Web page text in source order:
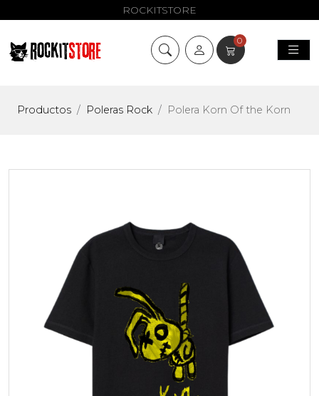
ROCKITSTORE
0
Productos Poleras Rock Polera Korn Of the Korn